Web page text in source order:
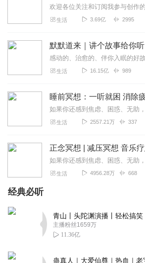
生活 3.69亿 2995
默默道来｜讲个故事给你听
生活 16.15亿 989
生活 2557.21万 337
生活 4956.28万 668
经典必听
主播粉丝1659万
11.36亿